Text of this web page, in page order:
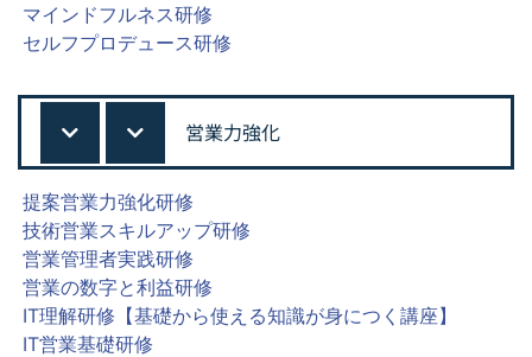
マインドフルネス研修
セルフプロデュース研修
営業力強化
提案営業力強化研修
技術営業スキルアップ研修
営業管理者実践研修
営業の数字と利益研修
IT理解研修【基礎から使える知識が身につく講座】
IT営業基礎研修